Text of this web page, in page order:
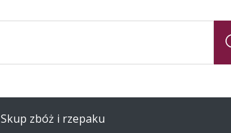
Skup zbóż i rzepaku